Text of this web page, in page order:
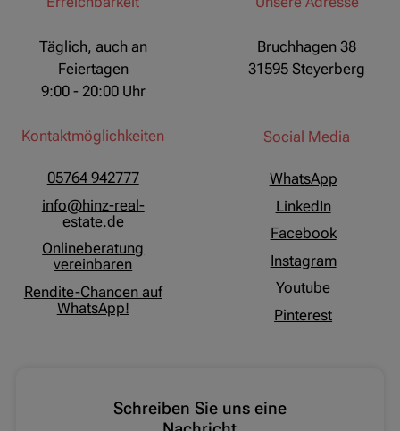
Täglich, auch an
Feiertagen
9:00 - 20:00 Uhr
Kontaktmöglichkeiten
05764 942777
info@hinz-real-
estate.de
Onlineberatung
vereinbaren
Rendite-Chancen auf
WhatsApp!
Bruchhagen 38
31595 Steyerberg
Social Media
WhatsApp
LinkedIn
Facebook
Instagram
Youtube
Pinterest
Schreiben Sie uns eine